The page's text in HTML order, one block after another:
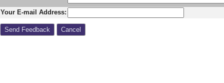
Your E-mail Address